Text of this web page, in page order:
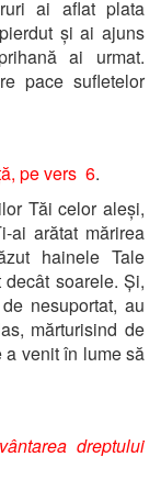
ai aflat plata
și ai ajuns
ai urmat.
pace sufletelor
pe vers 6.
Tăi celor aleși,
ai arătat mărirea
hainele Tale
soarele. Și,
nesuportat, au
mărturisind de
venit în lume să
dreptului